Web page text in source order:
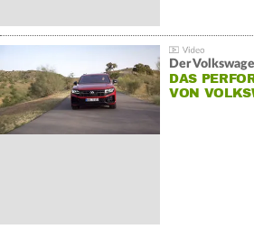
Der
DAS
VON